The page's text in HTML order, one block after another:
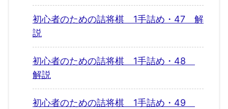
初心者のための詰将棋 1手詰め・47 解
説
初心者のための詰将棋 1手詰め・48
解説
初心者のための詰将棋 1手詰め・49